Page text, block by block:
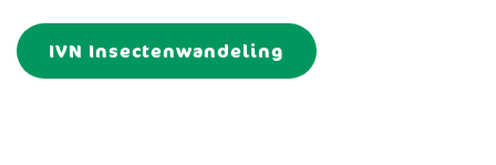
IVN Insectenwandeling